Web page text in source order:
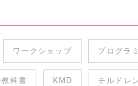
ワークショップ プログラ
科書 KMD チルドレ